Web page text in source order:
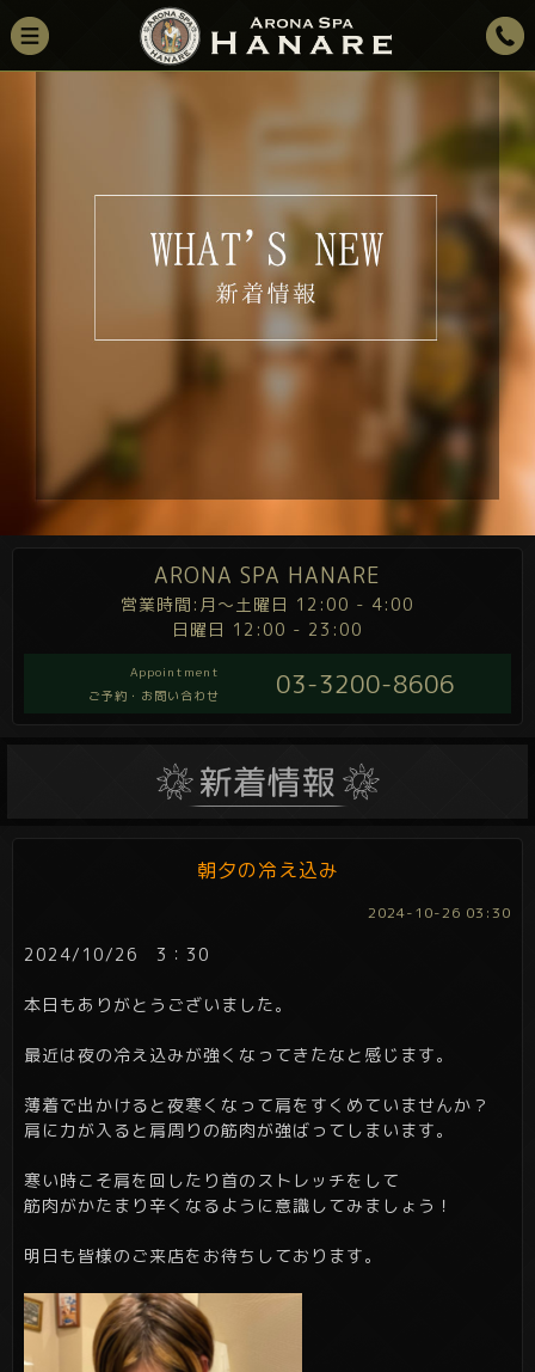
ARONA SPA HANARE
営業時間:月～土曜日 12:00 - 4:00
日曜日 12:00 - 23:00
Appointment
ご予約・お問い合わせ
03-3200-8606
朝夕の冷え込み
2024-10-26 03:30
2024/10/26 3：30
本日もありがとうございました。
最近は夜の冷え込みが強くなってきたなと感じます。
薄着で出かけると夜寒くなって肩をすくめていませんか？
肩に力が入ると肩周りの筋肉が強ばってしまいます。
寒い時こそ肩を回したり首のストレッチをして
筋肉がかたまり辛くなるように意識してみましょう！
明日も皆様のご来店をお待ちしております。